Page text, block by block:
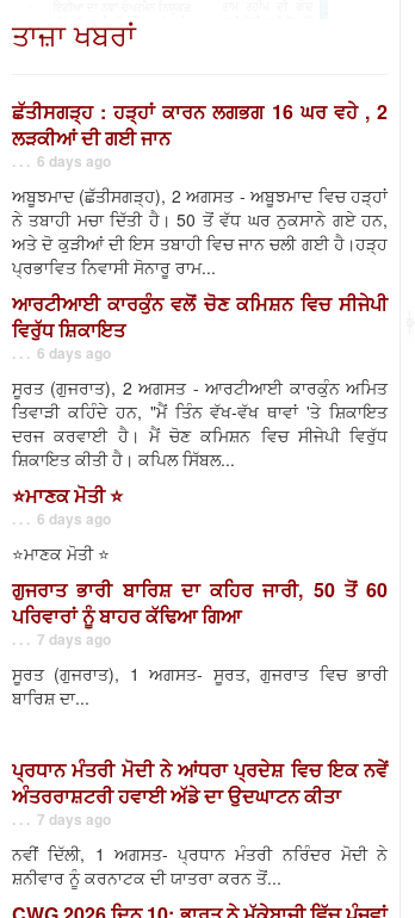
ਤਾਜ਼ਾ ਖਬਰਾਂ
ਛੱਤੀਸਗੜ੍ਹ : ਹੜ੍ਹਾਂ ਕਾਰਨ ਲਗਭਗ 16 ਘਰ ਵਹੇ , 2
ਲੜਕੀਆਂ ਦੀ ਗਈ ਜਾਨ
. . . 6 days ago
ਅਬੂਝਮਾਦ (ਛੱਤੀਸਗੜ੍ਹ), 2 ਅਗਸਤ - ਅਬੂਝਮਾਦ ਵਿਚ ਹੜ੍ਹਾਂ
ਨੇ ਤਬਾਹੀ ਮਚਾ ਦਿੱਤੀ ਹੈ। 50 ਤੋਂ ਵੱਧ ਘਰ ਨੁਕਸਾਨੇ ਗਏ ਹਨ,
ਅਤੇ ਦੋ ਕੁੜੀਆਂ ਦੀ ਇਸ ਤਬਾਹੀ ਵਿਚ ਜਾਨ ਚਲੀ ਗਈ ਹੈ।ਹੜ੍ਹ
ਪ੍ਰਭਾਵਿਤ ਨਿਵਾਸੀ ਸੋਨਾਰੂ ਰਾਮ...
ਆਰਟੀਆਈ ਕਾਰਕੁੰਨ ਵਲੋਂ ਚੋਣ ਕਮਿਸ਼ਨ ਵਿਚ ਸੀਜੇਪੀ
ਵਿਰੁੱਧ ਸ਼ਿਕਾਇਤ
. . . 6 days ago
ਸੂਰਤ (ਗੁਜਰਾਤ), 2 ਅਗਸਤ - ਆਰਟੀਆਈ ਕਾਰਕੁੰਨ ਅਮਿਤ
ਤਿਵਾੜੀ ਕਹਿੰਦੇ ਹਨ, "ਮੈਂ ਤਿੰਨ ਵੱਖ-ਵੱਖ ਥਾਵਾਂ 'ਤੇ ਸ਼ਿਕਾਇਤ
ਦਰਜ ਕਰਵਾਈ ਹੈ। ਮੈਂ ਚੋਣ ਕਮਿਸ਼ਨ ਵਿਚ ਸੀਜੇਪੀ ਵਿਰੁੱਧ
ਸ਼ਿਕਾਇਤ ਕੀਤੀ ਹੈ। ਕਪਿਲ ਸਿੱਬਲ...
⭐️ਮਾਣਕ ਮੋਤੀ ⭐️
. . . 6 days ago
⭐️ਮਾਣਕ ਮੋਤੀ ⭐️
ਗੁਜਰਾਤ ਭਾਰੀ ਬਾਰਿਸ਼ ਦਾ ਕਹਿਰ ਜਾਰੀ, 50 ਤੋਂ 60
ਪਰਿਵਾਰਾਂ ਨੂੰ ਬਾਹਰ ਕੱਢਿਆ ਗਿਆ
. . . 7 days ago
ਸੂਰਤ (ਗੁਜਰਾਤ), 1 ਅਗਸਤ- ਸੂਰਤ, ਗੁਜਰਾਤ ਵਿਚ ਭਾਰੀ
ਬਾਰਿਸ਼ ਦਾ...
ਪ੍ਰਧਾਨ ਮੰਤਰੀ ਮੋਦੀ ਨੇ ਆਂਧਰਾ ਪ੍ਰਦੇਸ਼ ਵਿਚ ਇਕ ਨਵੇਂ
ਅੰਤਰਰਾਸ਼ਟਰੀ ਹਵਾਈ ਅੱਡੇ ਦਾ ਉਦਘਾਟਨ ਕੀਤਾ
. . . 7 days ago
ਨਵੀਂ ਦਿੱਲੀ, 1 ਅਗਸਤ- ਪ੍ਰਧਾਨ ਮੰਤਰੀ ਨਰਿੰਦਰ ਮੋਦੀ ਨੇ
ਸ਼ਨੀਵਾਰ ਨੂੰ ਕਰਨਾਟਕ ਦੀ ਯਾਤਰਾ ਕਰਨ ਤੋਂ...